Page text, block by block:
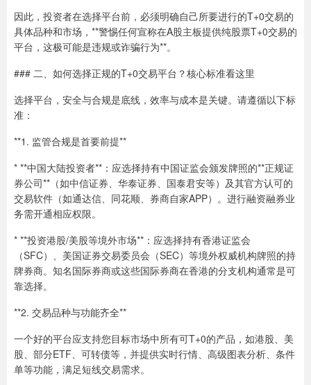
因此，投资者在选择平台前，必须明确自己所要进行的T+0交易的
具体品种和市场，**警惕任何宣称在A股主板提供纯股票T+0交易的
平台，这极可能是违规或诈骗行为**。
### 二、如何选择正规的T+0交易平台？核心标准看这里
选择平台，安全与合规是底线，效率与成本是关键。请遵循以下标
准：
**1. 监管合规是首要前提**
* **中国大陆投资者**：应选择持有中国证监会颁发牌照的**正规证
券公司**（如中信证券、华泰证券、国泰君安等）及其官方认可的
交易软件（如通达信、同花顺、券商自家APP）。进行融资融券业
务需开通相应权限。
* **投资港股/美股等境外市场**：应选择持有香港证监会
（SFC）、美国证券交易委员会（SEC）等境外权威机构牌照的持
牌券商。知名国际券商或这些国际券商在香港的分支机构通常是可
靠选择。
**2. 交易品种与功能齐全**
一个好的平台应支持您目标市场中所有可T+0的产品，如港股、美
股、部分ETF、可转债等，并提供实时行情、高级图表分析、条件
单等功能，满足短线交易需求。